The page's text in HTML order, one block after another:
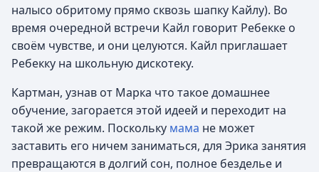
налысо обритому прямо сквозь шапку Кайлу). Во
время очередной встречи Кайл говорит Ребекке о
своём чувстве, и они целуются. Кайл приглашает
Ребекку на школьную дискотеку.
Картман, узнав от Марка что такое домашнее
обучение, загорается этой идеей и переходит на
такой же режим. Поскольку мама не может
заставить его ничем заниматься, для Эрика занятия
превращаются в долгий сон, полное безделье и